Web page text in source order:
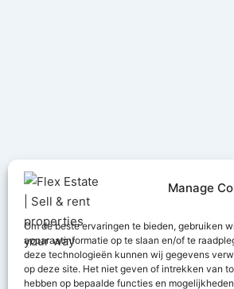
Manage
Om de beste ervaringen te bieden, gebruiken
apparaatinformatie op te slaan en/of te
deze technologieën kunnen wij gegevens
op deze site. Het niet geven of intrekken van
hebben op bepaalde functies en